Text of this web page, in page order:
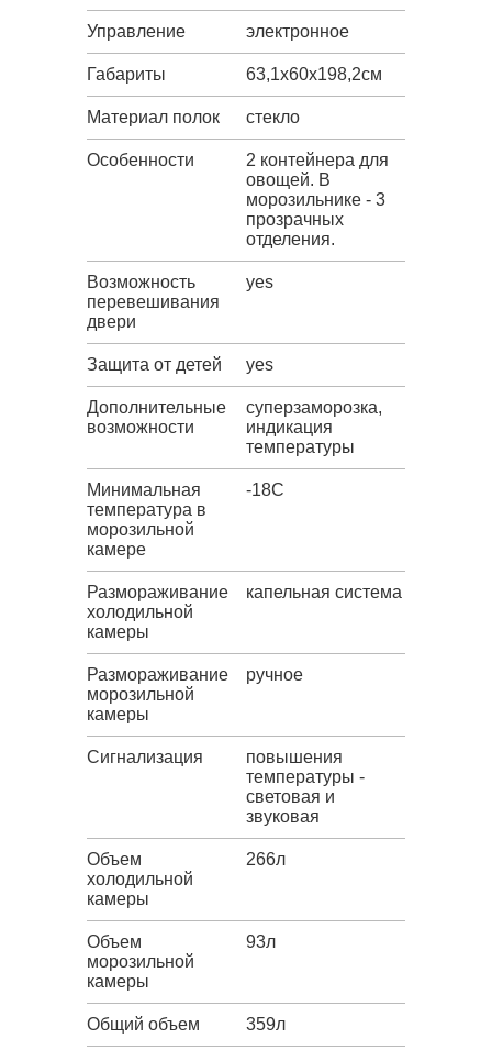
Управление электронное
Габариты 63,1х60х198,2см
Материал полок стекло
Особенности
2 контейнера для
овощей. В
морозильнике - 3
прозрачных
отделения.
Возможность
перевешивания
двери
yes
Защита от детей yes
Дополнительные
возможности
суперзаморозка,
индикация
температуры
Минимальная
температура в
морозильной
камере
-18C
Размораживание
холодильной
камеры
капельная система
Размораживание
морозильной
камеры
ручное
Сигнализация
повышения
температуры -
световая и
звуковая
Объем
холодильной
камеры
266л
Объем
морозильной
камеры
93л
Общий объем 359л